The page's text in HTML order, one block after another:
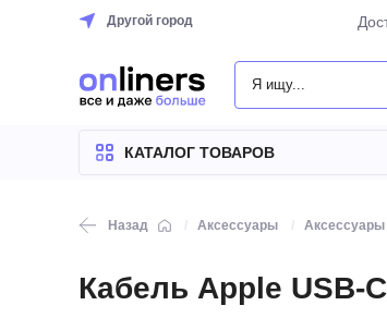
Другой город
ТОВАРОВ
КАТАЛОГ ТОВАРОВ
Назад Аксессуары Аксессуары
Кабель Apple USB-